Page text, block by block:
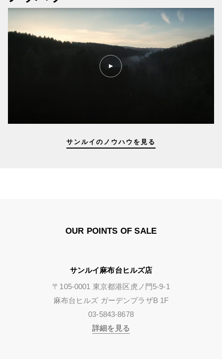
サンルイのノウハウを見る
PLAY
VIDEO
KNOW-
OUR POINTS OF SALE
サンルイ麻布台ヒルズ店
〒105-0001 東京都港区虎ノ門5-9-1
麻布台ヒルズ ガーデンプラザB 1F
03-5843-8678
詳細を見る